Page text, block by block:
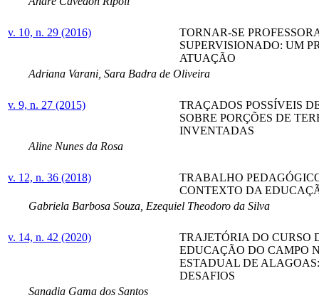
v. 10, n. 29 (2016)
TORNAR-SE
SUPERVISIONADO: UM
ATUAÇÃO
Adriana Varani, Sara Badra de Oliveira
v. 9, n. 27 (2015)
TRAÇADOS POSSÍVEIS
SOBRE PORÇÕES DE
INVENTADAS
Aline Nunes da Rosa
v. 12, n. 36 (2018)
TRABALHO
CONTEXTO DA
Gabriela Barbosa Souza, Ezequiel Theodoro da Silva
v. 14, n. 42 (2020)
TRAJETÓRIA DO CURSO
EDUCAÇÃO DO CAMPO
ESTADUAL DE
DESAFIOS
Sanadia Gama dos Santos